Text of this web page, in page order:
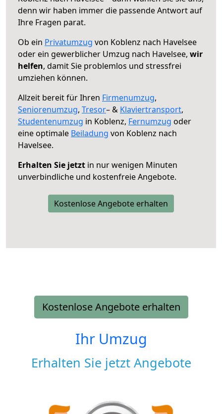
denn wir haben immer die passende Antwort auf
Ihre Fragen parat.
Ob ein Privatumzug von Koblenz nach Havelsee
oder ein gewerblicher Umzug nach Havelsee, wir
helfen, damit Sie problemlos und stressfrei
umziehen können.
Allzeit bereit für Ihren Firmenumzug,
Seniorenumzug, Tresor– & Klaviertransport,
Studentenumzug in Koblenz, Fernumzug oder
eine optimale Beiladung von Koblenz nach
Havelsee.
Erhalten Sie jetzt in nur wenigen Minuten
unverbindliche und kostenfreie Angebote.
Kostenlose Angebote erhalten
Kostenlose Angebote erhalten
Ihr Umzug
Erhalten Sie jetzt Angebote